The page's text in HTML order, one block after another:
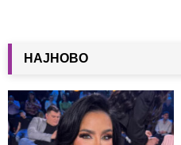
НАЈНОВО